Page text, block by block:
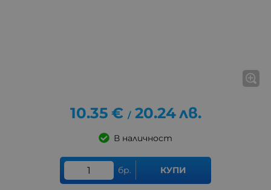
10.35 € / 20.24лв.
В наличност
бр. КУПИ